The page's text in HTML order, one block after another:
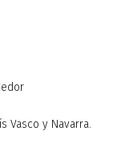
Vasco y Navarra.